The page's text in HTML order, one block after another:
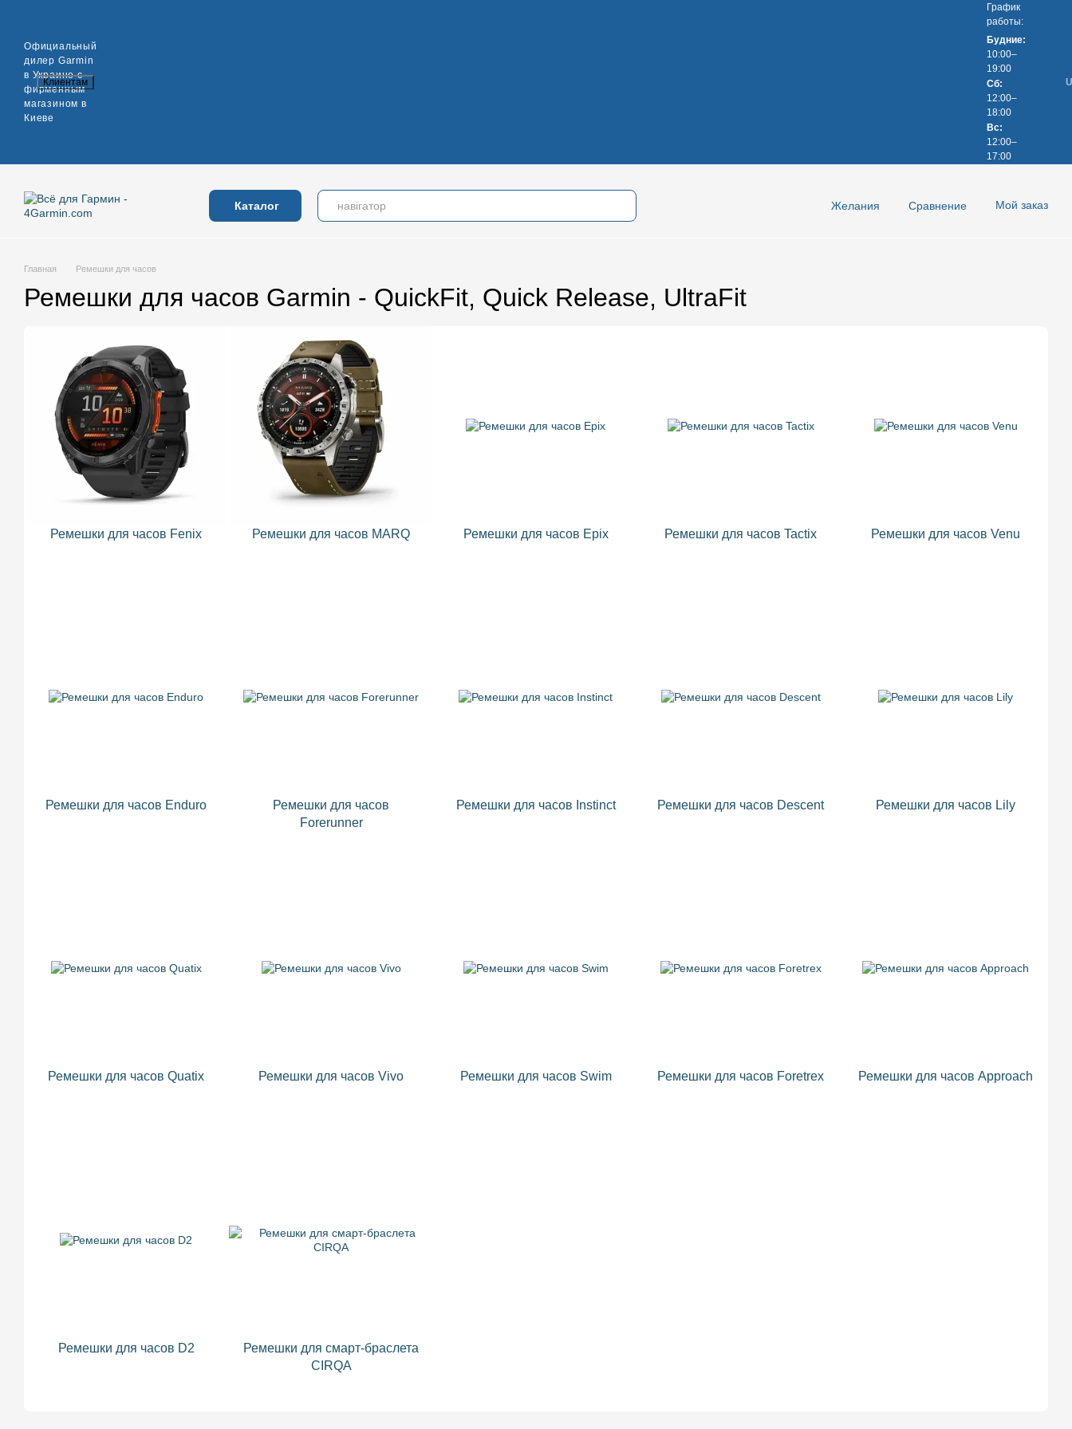
Официальный
дилер Garmin
в Украине с
фирменным
магазином в
Киеве
Клиентам
Вход в личный кабинет
График
работы:
Будние:
10:00–
19:00
Сб:
12:00–
18:00
Вс:
12:00–
17:00
Каталог Желания Сравнение Мой заказ
Главная Ремешки для часов
Ремешки для часов Garmin - QuickFit, Quick Release, UltraFit
Ремешки для часов Fenix Ремешки для часов MARQ Ремешки для часов Epix Ремешки для часов Tactix Ремешки для часов Venu
Ремешки для часов Enduro
Ремешки для часов
Forerunner
Ремешки для часов Instinct Ремешки для часов Descent Ремешки для часов Lily
Ремешки для часов Quatix Ремешки для часов Vivo Ремешки для часов Swim Ремешки для часов Foretrex Ремешки для часов Approach
Ремешки для часов D2
Ремешки для смарт-браслета
CIRQA